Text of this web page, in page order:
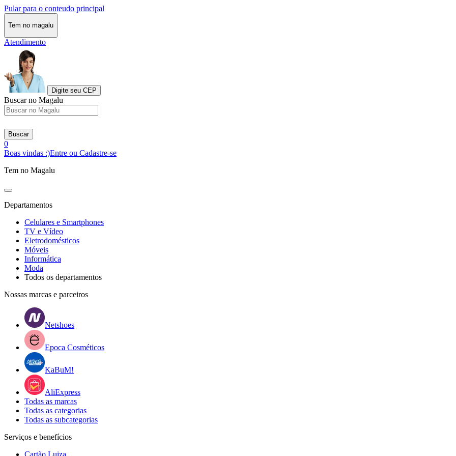
Pular para o conteudo principal
Tem no magalu
Atendimento
Digite seu CEP
Buscar no Magalu
Buscar
0
Boas vindas :)Entre ou Cadastre-se
Tem no Magalu
Departamentos
Celulares e Smartphones
TV e Vídeo
Eletrodomésticos
Móveis
Informática
Moda
Todos os departamentos
Nossas marcas e parceiros
Netshoes
Epoca Cosméticos
KaBuM!
AliExpress
Todas as marcas
Todas as categorias
Todas as subcategorias
Serviços e benefícios
Cartão Luiza